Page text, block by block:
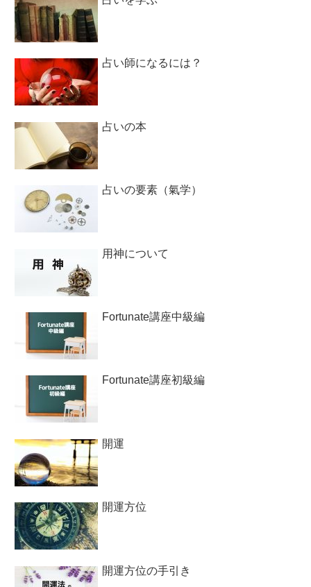
占い師になるには？
占いの本
占いの要素（氣学）
用神について
Fortunate講座中級編
Fortunate講座初級編
開運
開運方位
開運方位の手引き